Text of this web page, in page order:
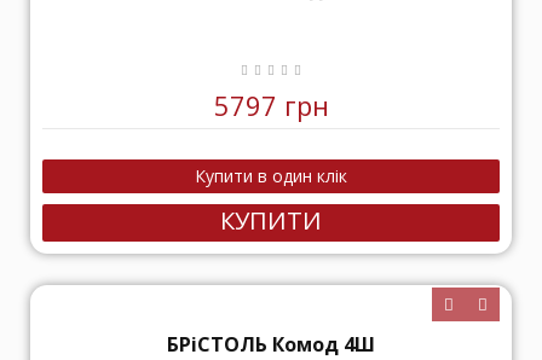
5797 грн
КУПИТИ
БРіСТОЛЬ Комод 4Ш